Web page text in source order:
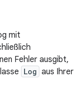
mit
Fehler ausgibt,
Log aus Ihrer